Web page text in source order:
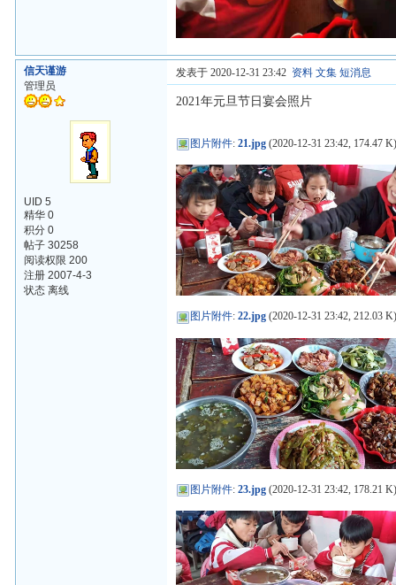
信天谨游
管理员
UID 5
精华 0
积分 0
帖子 30258
阅读权限 200
注册 2007-4-3
状态 离线
发表于 2020-12-31 23:42 资料 文集 短消息
2021年元旦节日宴会照片
图片附件:21.jpg (2020-12-31 23:42, 174.47
图片附件:22.jpg (2020-12-31 23:42, 212.03
图片附件:23.jpg (2020-12-31 23:42, 178.21